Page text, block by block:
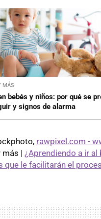
MÁS
bebés y niños: por qué se
y signos de alarma
rawpixel.com -
más | ¿Aprendiendo a ir
que le facilitarán el